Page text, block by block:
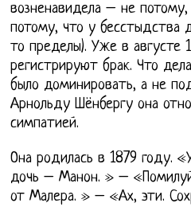
возненавидела – не
потому, что у
то пределы). Уже в августе
регистрируют брак. Что
было доминировать, а не
Арнольду Шёнбергу она
симпатией.
Она родилась в 1879 году.
дочь – Манон. » –
от Малера. » – «Ах, эти.